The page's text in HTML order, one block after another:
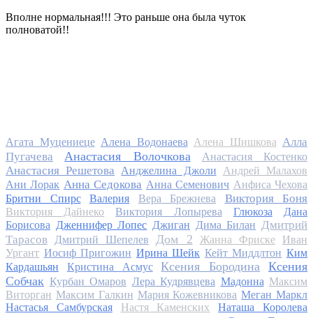
Вполне нормальная!!! Это раньше она была чуток
полноватой!!
Агата Муцениеце Алена Водонаева Алена Шишкова Алла
Пугачева
Анастасия Волочкова Анастасия Костенко
Анастасия Решетова Анджелина Джоли
Андрей Малахов
Ани Лорак Анна Седокова Анна Семенович Анфиса Чехова
Бритни Спирс
Валерия Вера Брежнева Виктория Боня
Виктория Дайнеко Виктория Лопырева Глюкоза
Дана
Борисова Дженнифер Лопес Джиган Дима Билан
Дмитрий
Тарасов
Дмитрий Шепелев Дом 2 Жанна Фриске
Иван
Ургант Иосиф Пригожин Ирина Шейк Кейт Миддлтон Ким
Кардашьян
Кристина Асмус Ксения Бородина
Ксения
Собчак Курбан Омаров Лера Кудрявцева Мадонна Максим
Виторган Максим Галкин Мария Кожевникова Меган Маркл
Настасья Самбурская
Настя Каменских
Наташа Королева